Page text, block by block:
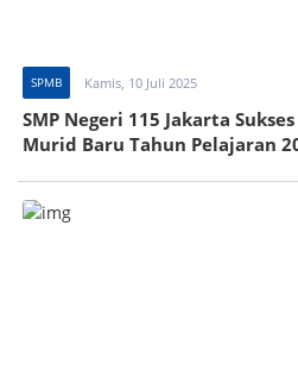
SPMB Kamis, 10 Juli 2025
SMP Negeri 115 Jakarta
Murid Baru Tahun Pelajaran